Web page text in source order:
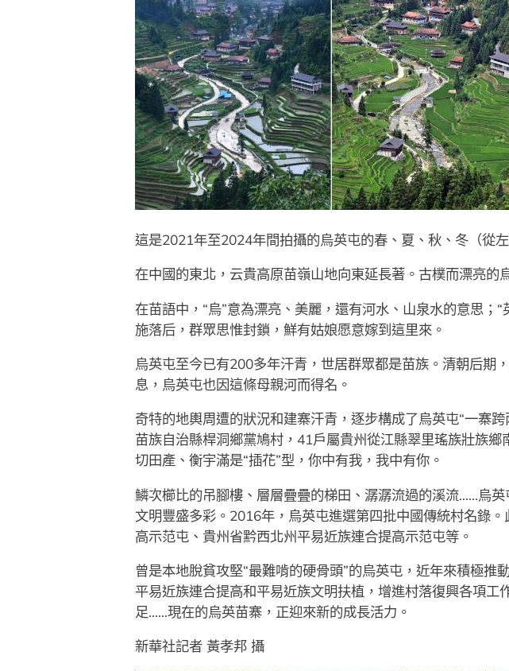
這是2021年至2024年間拍攝的烏英屯的春、夏、秋、冬（從左
在中國的東北，云貴高原苗嶺山地向東延長著。古樸而漂亮的
在苗語中，“烏”意為漂亮、美麗，還有河水、山泉水的意思；
施落后，群眾思惟封鎖，鮮有姑娘愿意嫁到這里來。
烏英屯至今已有200多年汗青，世居群眾都是苗族。清朝后期
息，烏英屯也因這條母親河而得名。
奇特的地輿周遭的狀況和建寨汗青，逐步構成了烏英屯“一寨
苗族自治縣桿洞鄉黨鳩村，41戶屬貴州從江縣翠里瑤族壯族
切田產、衡宇滿是“插花”型，你中有我，我中有你。
鱗次櫛比的吊腳樓、層層疊疊的梯田、潺潺流過的溪流……烏
文明豐盛多彩。2016年，烏英屯進選第四批中國傳統村名錄
高示范屯、貴州省黔西北州平易近族連合提高示范屯等。
曾是本地脫貧攻堅“最難啃的硬骨頭”的烏英屯，近年來積極
平易近族連合提高和平易近族文明扶植，增進村落復興各項
足……現在的烏英苗寨，正迎來新的成長活力。
新華社記者 黃孝邦 攝